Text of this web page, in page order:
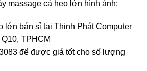
massage cá heo lớn hình ảnh:
lớn bán sỉ tại Thịnh Phát Computer
TPHCM
để được giá tốt cho số lượng